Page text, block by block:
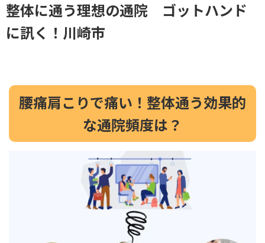
整体に通う理想の通院 ゴットハンド
に訊く！川崎市
腰痛肩こりで痛い！整体通う効果的
な通院頻度は？